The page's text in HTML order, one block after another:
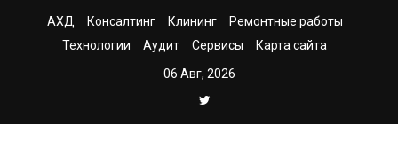
АХД Консалтинг Клининг
Ремонтные работы
Технологии
Аудит Сервисы
Карта сайта
06 Авг, 2026